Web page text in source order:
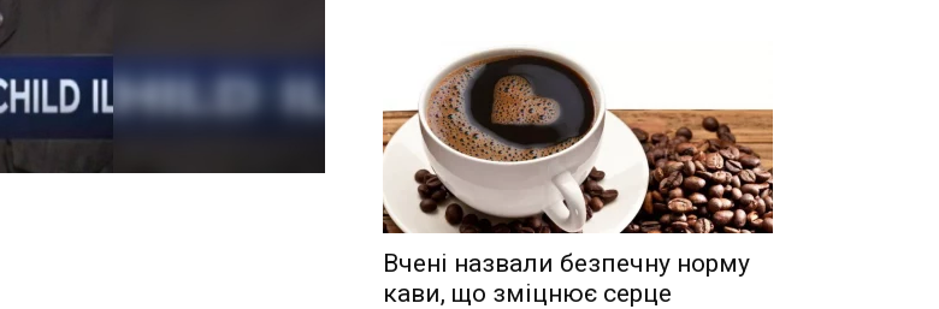
Вчені назвали безпечну норму
кави, що зміцнює серце